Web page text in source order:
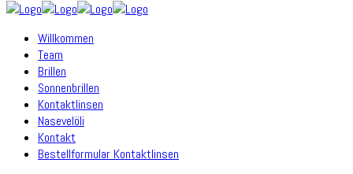
Willkommen
Team
Brillen
Sonnenbrillen
Kontaktlinsen
Nasevelöli
Kontakt
Bestellformular Kontaktlinsen